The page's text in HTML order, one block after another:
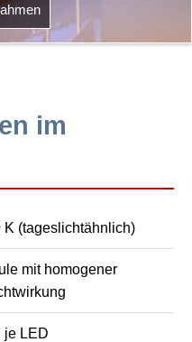
im
K (tageslichtähnlich)
mit homogener
je LED